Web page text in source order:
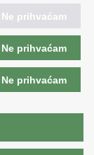
Ne prihvaćam
Ne prihvaćam
Ne prihvaćam